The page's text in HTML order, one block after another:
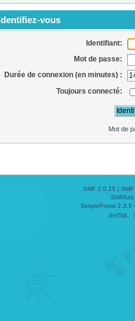
vous
Identifiant:
Mot de passe:
Durée de connexion (en minutes) :
Toujours connecté:
Mot de
SMF 2.0.15 |
SMFAds
SimplePortal 2.3.5
XHTML